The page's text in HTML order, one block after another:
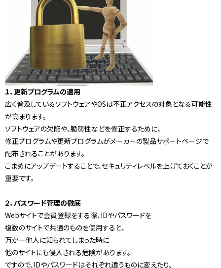
１．更新プログラムの適用
広く普及しているソフトウェアやOSは不正アクセスの対象となる可能性
が高まります。
ソフトウェアの欠陥や、脆弱性などを修正するために、
修正プログラムや更新プログラムがメーカーの製品サポートページで
配布されることがあります。
こまめにアップデートすることで、セキュリティレベルを上げておくことが
重要です。
２．パスワード管理の徹底
Webサイトで会員登録をする際、IDやパスワードを
複数のサイトで共通のものを使用すると、
万が一他人に知られてしまった時に
他のサイトにも侵入される危険があります。
ですので、IDやパスワードはそれぞれ違うものに変えたり、